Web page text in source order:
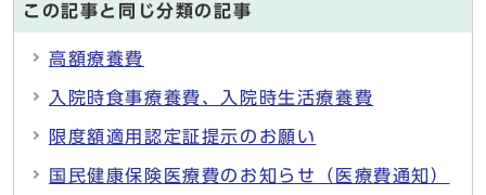
この記事と同じ分類の記事
高額療養費
入院時食事療養費、入院時生活療養費
限度額適用認定証提示のお願い
国民健康保険医療費のお知らせ（医療費通知）